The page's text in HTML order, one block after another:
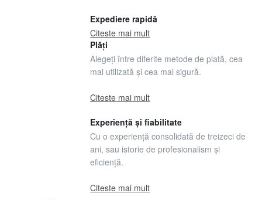
Expediere rapidă
Citeste mai mult
Plăți
Alegeți între diferite metode de plată, cea
mai utilizată și cea mai sigură.
Citeste mai mult
Experiență și fiabilitate
Cu o experiență consolidată de treizeci de
ani, sau istorie de profesionalism și
eficiență.
Citeste mai mult